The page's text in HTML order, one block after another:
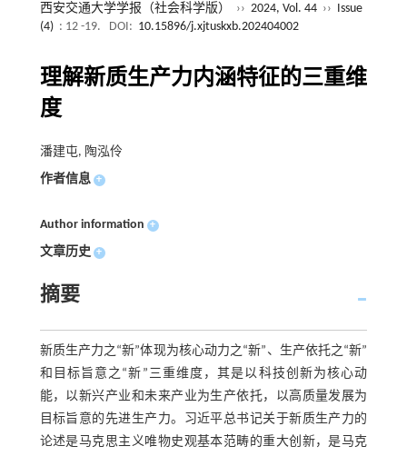
西安交通大学学报（社会科学版） ›› 2024, Vol. 44 ›› Issue
(4) : 12 -19. DOI: 10.15896/j.xjtuskxb.202404002
理解新质生产力内涵特征的三重维
度
潘建屯, 陶泓伶
作者信息 +
Author information +
文章历史 +
摘要
新质生产力之“新”体现为核心动力之“新”、生产依托之“新”
和目标旨意之“新”三重维度，其是以科技创新为核心动
能，以新兴产业和未来产业为生产依托，以高质量发展为
目标旨意的先进生产力。习近平总书记关于新质生产力的
论述是马克思主义唯物史观基本范畴的重大创新，是马克